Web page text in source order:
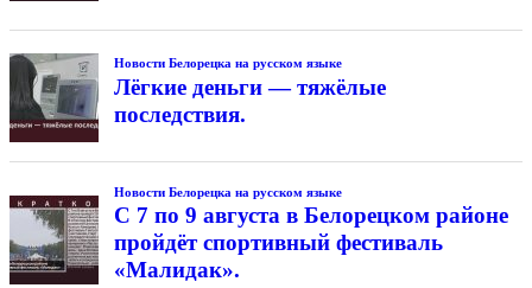
Новости Белорецка на русском языке
Лёгкие деньги — тяжёлые
последствия.
Новости Белорецка на русском языке
С 7 по 9 августа в Белорецком районе
пройдёт спортивный фестиваль
«Малидак».